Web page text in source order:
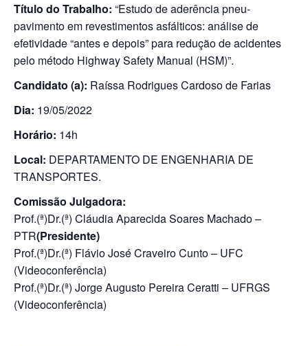
Título do Trabalho: “Estudo de aderência pneu-
pavimento em revestimentos asfálticos: análise de
efetividade “antes e depois” para redução de acidentes
pelo método Highway Safety Manual (HSM)”.
Candidato (a): Raíssa Rodrigues Cardoso de Farias
Dia: 19/05/2022
Horário: 14h
Local: DEPARTAMENTO DE ENGENHARIA DE
TRANSPORTES.
Comissão Julgadora:
Prof.(ª)Dr.(ª) Cláudia Aparecida Soares Machado –
PTR(Presidente)
Prof.(ª)Dr.(ª) Flávio José Craveiro Cunto – UFC
(Videoconferência)
Prof.(ª)Dr.(ª) Jorge Augusto Pereira Ceratti – UFRGS
(Videoconferência)